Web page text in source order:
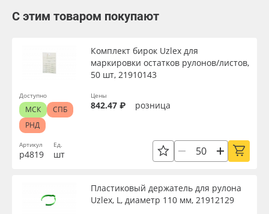
С этим товаром покупают
Артикул
р4819
Комплект бирок Uzlex для
маркировки остатков рулонов/листов,
50 шт, 21910143
Ед.
шт
Цены
842.47 ₽ розница
Доступно
МСК
СПБ
РНД
Пластиковый держатель для рулона
Uzlex, L, диаметр 110 мм, 21912129